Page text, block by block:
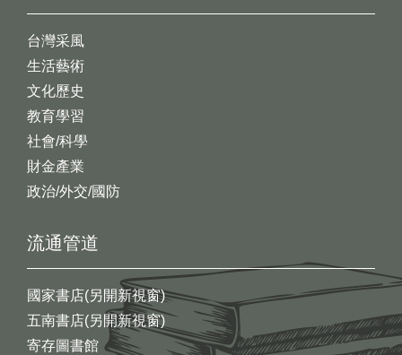
台灣采風
生活藝術
文化歷史
教育學習
社會/科學
財金產業
政治/外交/國防
流通管道
國家書店(另開新視窗)
五南書店(另開新視窗)
寄存圖書館